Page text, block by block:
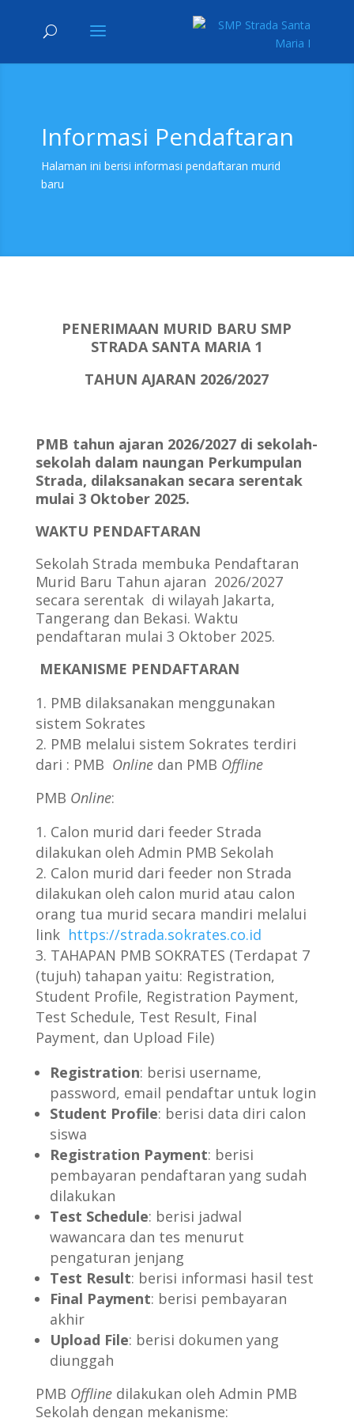
Informasi Pendaftaran
Halaman ini berisi informasi pendaftaran murid
baru
PENERIMAAN MURID BARU SMP
STRADA SANTA MARIA 1
TAHUN AJARAN 2026/2027
PMB tahun ajaran 2026/2027 di sekolah-
sekolah dalam naungan Perkumpulan
Strada, dilaksanakan secara serentak
mulai 3 Oktober 2025.
WAKTU PENDAFTARAN
Sekolah Strada membuka Pendaftaran
Murid Baru Tahun ajaran 2026/2027
secara serentak di wilayah Jakarta,
Tangerang dan Bekasi. Waktu
pendaftaran mulai 3 Oktober 2025.
MEKANISME PENDAFTARAN
PMB dilaksanakan menggunakan
sistem Sokrates
PMB melalui sistem Sokrates terdiri
dari : PMB Onlinedan PMB Offline
PMB Online:
Calon murid dari feeder Strada
dilakukan oleh Admin PMB Sekolah
Calon murid dari feeder non Strada
dilakukan oleh calon murid atau calon
orang tua murid secara mandiri melalui
link https://strada.sokrates.co.id
TAHAPAN PMB SOKRATES (Terdapat 7
(tujuh) tahapan yaitu: Registration,
Student Profile, Registration Payment,
Test Schedule, Test Result, Final
Payment, dan Upload File)
Registration: berisi username,
password, email pendaftar untuk login
Student Profile: berisi data diri calon
siswa
Registration Payment: berisi
pembayaran pendaftaran yang sudah
dilakukan
Test Schedule: berisi jadwal
wawancara dan tes menurut
pengaturan jenjang
Test Result: berisi informasi hasil test
Final Payment: berisi pembayaran
akhir
Upload File: berisi dokumen yang
diunggah
PMB Offlinedilakukan oleh Admin PMB
Sekolah dengan mekanisme: